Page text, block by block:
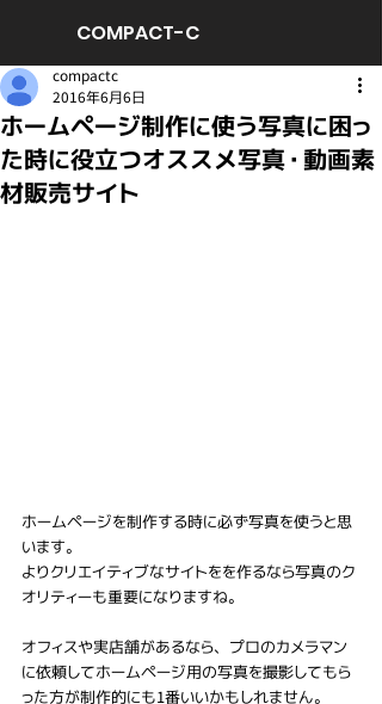
COMPACT-C
ホームページ制作に使う写真に困っ
た時に役立つオススメ写真・動画素
材販売サイト
compactc
2016年6月6日
ホームページを制作する時に必ず写真を使うと思
います。
よりクリエイティブなサイトをを作るなら写真のク
オリティーも重要になりますね。
オフィスや実店舗があるなら、プロのカメラマン
に依頼してホームページ用の写真を撮影してもら
った方が制作的にも1番いいかもしれません。